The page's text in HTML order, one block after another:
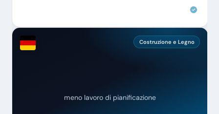
Costruzione e Legno
meno lavoro di pianificazione